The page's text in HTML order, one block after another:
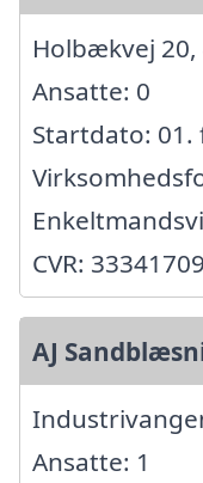
Holbækvej 20,
Ansatte: 0
Startdato: 01.
CVR: 33341709
AJ
Ansatte: 1